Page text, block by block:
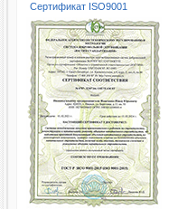
Сертификат ISO9001